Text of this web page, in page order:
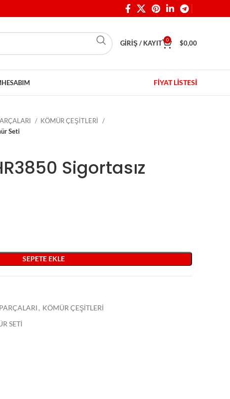
GIRIŞ / KAYIT 0 $0,00
HESABIM FİYAT LİSTESİ
KÖMÜR ÇEŞİTLERİ
Seti
Sigortasız
SEPETE EKLE
, KÖMÜR ÇEŞİTLERİ
SETİ